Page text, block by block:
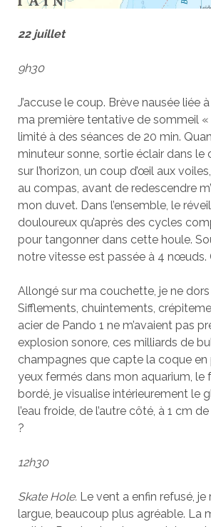
22 juillet
9h30
J’accuse le coup. Brève nausée liée
ma première tentative de sommeil
limité à des séances de 20 min.
minuteur sonne, sortie éclair dans le
sur l’horizon, un coup d’œil aux
au compas, avant de redescendre
mon duvet. Dans l’ensemble, le
douloureux qu’après des cycles
pour tangonner dans cette houle.
notre vitesse est passée à 4 nœuds.
Allongé sur ma couchette, je ne dors
Sifflements, chuintements,
acier de Pando 1 ne m’avaient pas
explosion sonore, ces milliards de
champagnes que capte la coque en
yeux fermés dans mon aquarium, le
bordé, je visualise intérieurement le
l’eau froide, de l’autre côté, à 1 cm
?
12h30
Skate Hole.Le vent a enfin refusé,
largue, beaucoup plus agréable. La